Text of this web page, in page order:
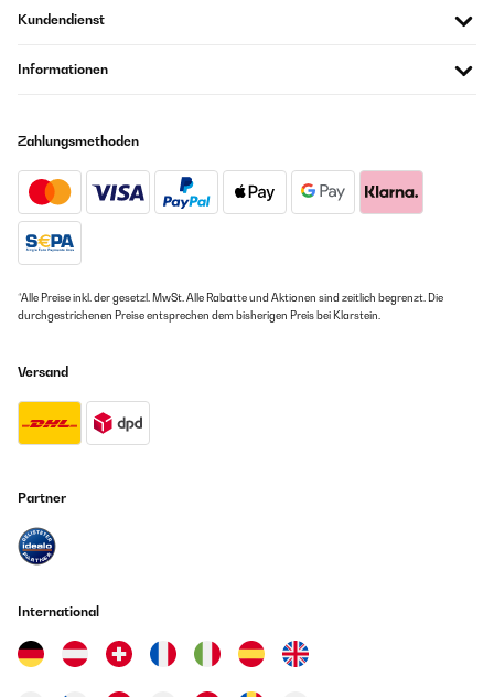
Kundendienst
Informationen
Zahlungsmethoden
*Alle Preise inkl. der gesetzl. MwSt. Alle Rabatte und Aktionen sind zeitlich begrenzt. Die
durchgestrichenen Preise entsprechen dem bisherigen Preis bei Klarstein.
Versand
Partner
International